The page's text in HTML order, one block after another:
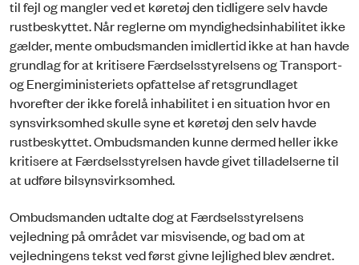
til fejl og mangler ved et køretøj den tidligere selv havde
rustbeskyttet. Når reglerne om myndighedsinhabilitet ikke
gælder, mente ombudsmanden imidlertid ikke at han havde
grundlag for at kritisere Færdselsstyrelsens og Transport-
og Energiministeriets opfattelse af retsgrundlaget
hvorefter der ikke forelå inhabilitet i en situation hvor en
synsvirksomhed skulle syne et køretøj den selv havde
rustbeskyttet. Ombudsmanden kunne dermed heller ikke
kritisere at Færdselsstyrelsen havde givet tilladelserne til
at udføre bilsynsvirksomhed.
Ombudsmanden udtalte dog at Færdselsstyrelsens
vejledning på området var misvisende, og bad om at
vejledningens tekst ved først givne lejlighed blev ændret.